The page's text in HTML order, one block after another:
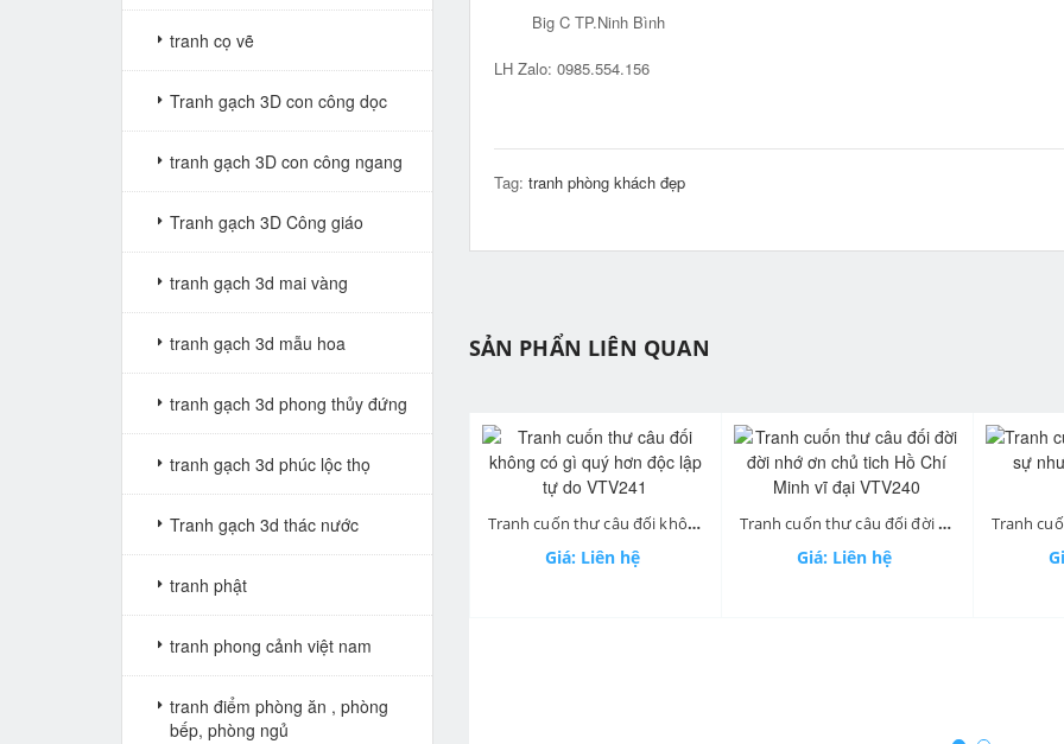
Big C TP.Ninh Bình
LH Zalo: 0985.554.156
Tag: tranh phòng khách đẹp
SẢN PHẨN LIÊN QUAN
Tranh cuốn thư câu đối VTV38
Giá: Liên hệ
Tranh cuốn thư câu đối không có gì quý hơn độc lập tự do VTV241
Giá: Liên hệ
Tranh cuốn thư câu đối đời đời nhớ ơn chủ tich Hồ Chí Minh vĩ đại VTV240
Giá: Liên hệ
tranh cọ vẽ
Tranh gạch 3D con công dọc
tranh gạch 3D con công ngang
Tranh gạch 3D Công giáo
tranh gạch 3d mai vàng
tranh gạch 3d mẫu hoa
tranh gạch 3d phong thủy đứng
tranh gạch 3d phúc lộc thọ
Tranh gạch 3d thác nước
tranh phật
tranh phong cảnh việt nam
tranh điểm phòng ăn , phòng
bếp, phòng ngủ